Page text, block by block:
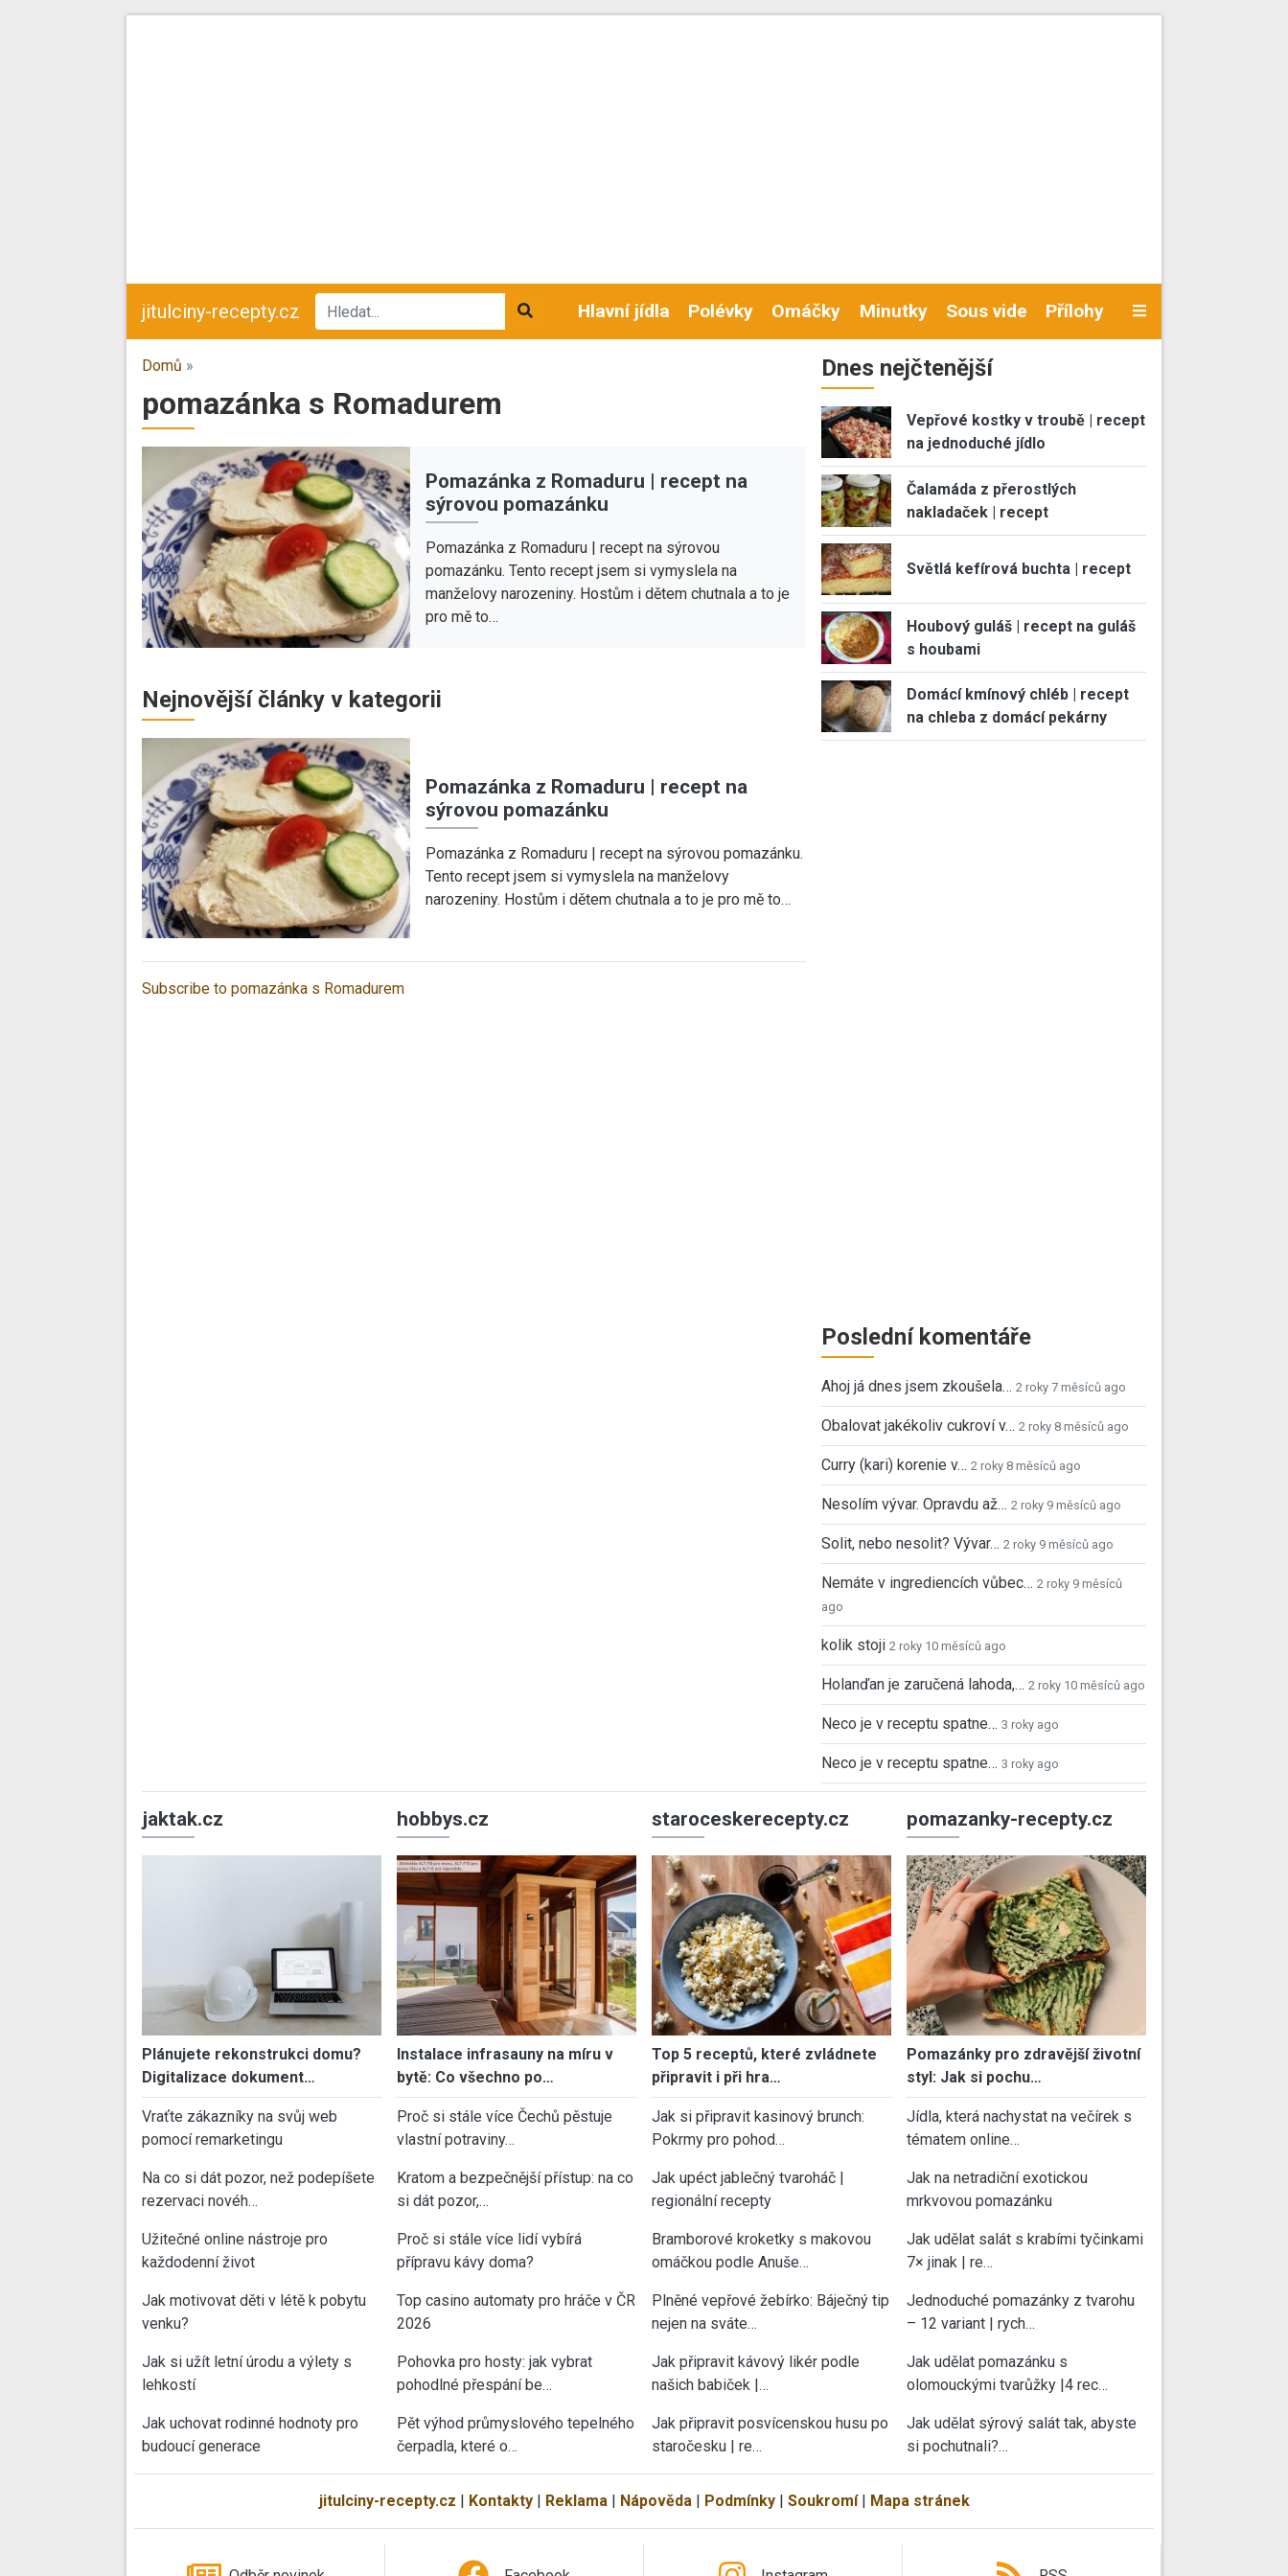
jitulciny-recepty.cz Hlavní jídla Polévky Omáčky Minutky Sous vide Přílohy
Domů »
pomazánka s Romadurem
Pomazánka z Romaduru | recept na
sýrovou pomazánku
Pomazánka z Romaduru | recept na sýrovou
pomazánku. Tento recept jsem si vymyslela na
manželovy narozeniny. Hostům i dětem chutnala a to je
pro mě to…
Nejnovější články v kategorii
Pomazánka z Romaduru | recept na
sýrovou pomazánku
Pomazánka z Romaduru | recept na sýrovou pomazánku.
Tento recept jsem si vymyslela na manželovy
narozeniny. Hostům i dětem chutnala a to je pro mě to…
Subscribe to pomazánka s Romadurem
Dnes nejčtenější
Vepřové kostky v troubě | recept
na jednoduché jídlo
Čalamáda z přerostlých
nakladaček | recept
Světlá kefírová buchta | recept
Houbový guláš | recept na guláš
s houbami
Domácí kmínový chléb | recept
na chleba z domácí pekárny
Poslední komentáře
Ahoj já dnes jsem zkoušela… 2 roky 7 měsíců ago
Obalovat jakékoliv cukroví v… 2 roky 8 měsíců ago
Curry (kari) korenie v… 2 roky 8 měsíců ago
Nesolím vývar. Opravdu až… 2 roky 9 měsíců ago
Solit, nebo nesolit? Vývar… 2 roky 9 měsíců ago
Nemáte v ingrediencích vůbec… 2 roky 9 měsíců
ago
kolik stoji 2 roky 10 měsíců ago
Holanďan je zaručená lahoda,… 2 roky 10 měsíců ago
Neco je v receptu spatne… 3 roky ago
Neco je v receptu spatne… 3 roky ago
jaktak.cz
Plánujete rekonstrukci domu?
Digitalizace dokument…
Vraťte zákazníky na svůj web
pomocí remarketingu
Na co si dát pozor, než podepíšete
rezervaci novéh…
Užitečné online nástroje pro
každodenní život
Jak motivovat děti v létě k pobytu
venku?
Jak si užít letní úrodu a výlety s
lehkostí
Jak uchovat rodinné hodnoty pro
budoucí generace
hobbys.cz
Instalace infrasauny na míru v
bytě: Co všechno po…
Proč si stále více Čechů pěstuje
vlastní potraviny…
Kratom a bezpečnější přístup: na co
si dát pozor,…
Proč si stále více lidí vybírá
přípravu kávy doma?
Top casino automaty pro hráče v ČR
2026
Pohovka pro hosty: jak vybrat
pohodlné přespání be…
Pět výhod průmyslového tepelného
čerpadla, které o…
staroceskerecepty.cz
Top 5 receptů, které zvládnete
připravit i při hra…
Jak si připravit kasinový brunch:
Pokrmy pro pohod…
Jak upéct jablečný tvaroháč |
regionální recepty
Bramborové kroketky s makovou
omáčkou podle Anuše…
Plněné vepřové žebírko: Báječný tip
nejen na sváte…
Jak připravit kávový likér podle
našich babiček |…
Jak připravit posvícenskou husu po
staročesku | re…
pomazanky-recepty.cz
Pomazánky pro zdravější životní
styl: Jak si pochu…
Jídla, která nachystat na večírek s
tématem online…
Jak na netradiční exotickou
mrkvovou pomazánku
Jak udělat salát s krabími tyčinkami
7× jinak | re…
Jednoduché pomazánky z tvarohu
– 12 variant | rych…
Jak udělat pomazánku s
olomouckými tvarůžky |4 rec…
Jak udělat sýrový salát tak, abyste
si pochutnali?…
jitulciny-recepty.cz | Kontakty| Reklama| Nápověda| Podmínky| Soukromí| Mapa stránek